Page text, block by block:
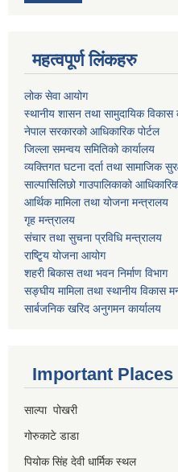
महत्वपूर्ण लिंकहरु
लोक सेवा आयोग
स्थानीय शासन तथा सामुदायिक विकास
नेपाल सरकारको आधिकारिक पोर्टल
जिल्ला समन्वय समितिको कार्यालय
व्यक्तिगत घटना दर्ता तथा सामाजिक
साल्पासिलिछो गाउपालिकाको
आर्थिक मामिला तथा योजना मन्त्रालय
गृह मन्त्रालय
संचार तथा सुचना प्रविधि मन्त्रालय
राष्टि्ृय योजना आयोग
शहरी बिकास तथा भवन निर्माण विभाग
सङ्घीय मामिला तथा स्थानीय विकास
सार्बजनिक खरिद अनुगमन कार्यालय
Important Places
साल्पा पोखरी
गोरुकाटे डाडा
पियोक सिंह देवी धार्मिक स्थल